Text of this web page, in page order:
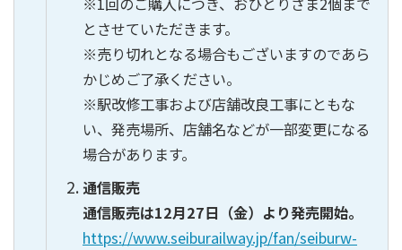
とさせていただきます。
※売り切れとなる場合もございますのであら
かじめご了承ください。
※駅改修工事および店舗改良工事にともな
い、発売場所、店舗名などが一部変更になる
場合があります。
通信販売
通信販売は12月27日（金）より発売開始。
https://www.seiburailway.jp/fan/seiburw-